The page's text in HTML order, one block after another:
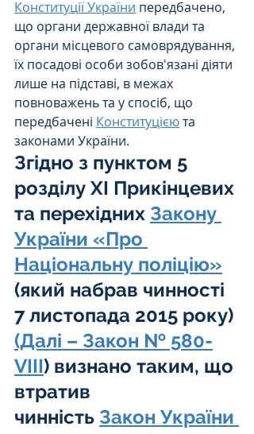
Конституції України передбачено,
що органи державної влади та
органи місцевого самоврядування,
їх посадові особи зобов'язані діяти
лише на підставі, в межах
повноважень та у спосіб, що
передбачені Конституцією та
законами України.
Згідно з пунктом 5
розділу ХІ Прикінцевих
та перехідних Закону
України «Про
Національну поліцію»
(який набрав чинності
7 листопада 2015 року)
(Далі – Закон № 580-
VIII) визнано таким, що
втратив
чинність Закон України